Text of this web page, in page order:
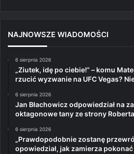
NAJNOWSZE WIADOMOŚCI
6 sierpnia 2026
„Ziutek, idę po ciebie!” – komu
rzucić wyzwanie na UFC Vegas?
6 sierpnia 2026
Jan Błachowicz odpowiedział na
oktagonowe tany ze strony
6 sierpnia 2026
„Prawdopodobnie zostanę
opowiedział, jak zamierza